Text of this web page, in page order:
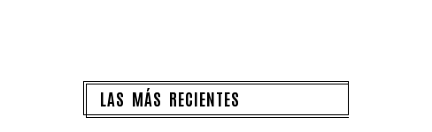
LAS MÁS RECIENTES